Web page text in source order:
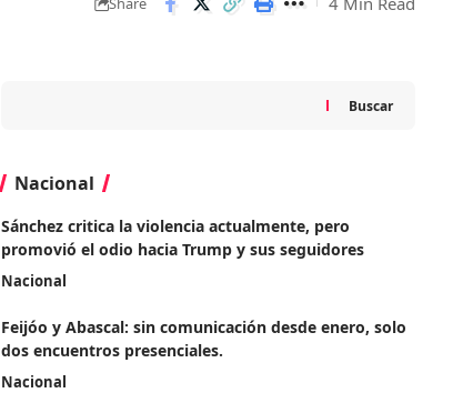
Buscar
Nacional
Sánchez critica la violencia actualmente, pero
promovió el odio hacia Trump y sus seguidores
Nacional
Feijóo y Abascal: sin comunicación desde enero, solo
dos encuentros presenciales.
Nacional